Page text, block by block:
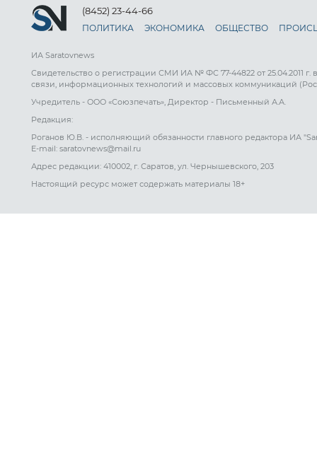
(8452) 23-44-66
ПОЛИТИКА ЭКОНОМИКА ОБЩЕСТВО
ИА Saratovnews
Свидетельство о регистрации СМИ ИА № ФС 77-44822 от 25.04.2011
связи, информационных технологий и массовых коммуникаций
Учредитель - ООО «Союзпечать», Директор - Письменный А.А.
Редакция:
Роганов Ю.В. - исполняющий обязанности главного редактора ИА
E-mail: saratovnews@mail.ru
Адрес редакции: 410002, г. Саратов, ул. Чернышевского, 203
Настоящий ресурс может содержать материалы 18+